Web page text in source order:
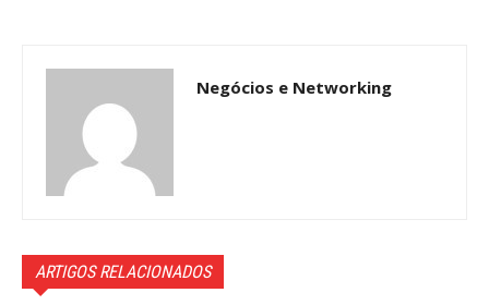
Negócios e Networking
ARTIGOS RELACIONADOS